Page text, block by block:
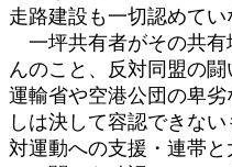
走路建設も一切認めてい
一坪共有者がその共有
んのこと、反対同盟の闘
運輸省や空港公団の卑
しは決して容認できな
対運動への支援・連帯